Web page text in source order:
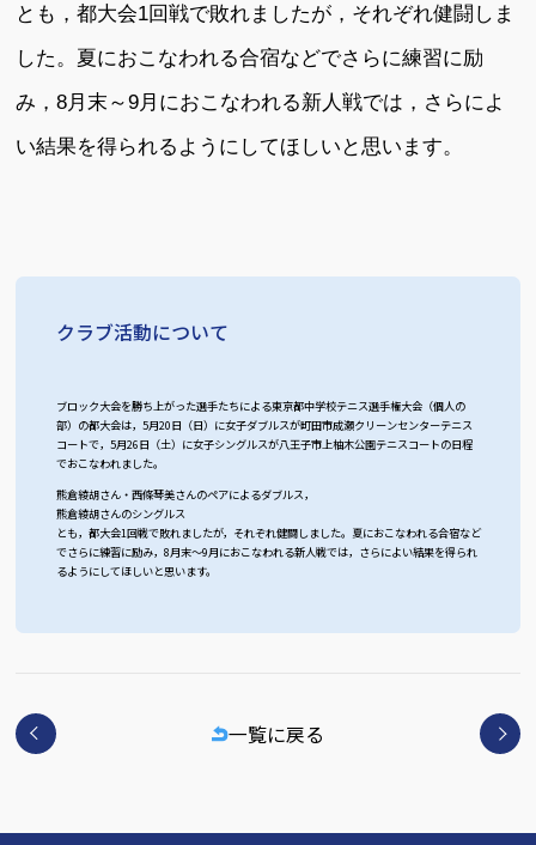
とも，都大会1回戦で敗れましたが，それぞれ健闘しま
した。夏におこなわれる合宿などでさらに練習に励
み，8月末～9月におこなわれる新人戦では，さらによ
い結果を得られるようにしてほしいと思います。
クラブ活動について
ブロック大会を勝ち上がった選手たちによる東京都中学校テニス選手権大会（個人の
部）の都大会は，5月20日（日）に女子ダブルスが町田市成瀬クリーンセンターテニス
コートで，5月26日（土）に女子シングルスが八王子市上柚木公園テニスコートの日程
でおこなわれました。
熊倉綾胡さん・西條琴美さんのペアによるダブルス，
熊倉綾胡さんのシングルス
とも，都大会1回戦で敗れましたが，それぞれ健闘しました。夏におこなわれる合宿など
でさらに練習に励み，8月末～9月におこなわれる新人戦では，さらによい結果を得られ
るようにしてほしいと思います。
一覧に戻る